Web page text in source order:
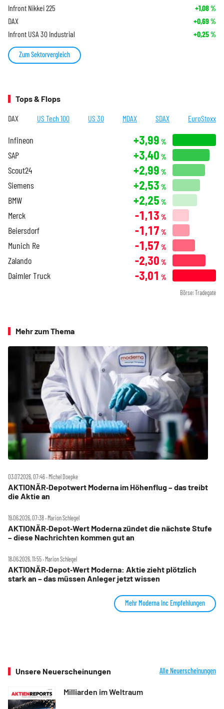
Infront Nikkei 225 +1,08%
DAX +0,69%
Infront USA 30 Industrial +0,25%
Zum Sektorvergleich
Tops & Flops
DAX US Tech 100 US 30 MDAX SDAX EuroStoxx
Infineon +3,99 %
SAP +3,40 %
Scout24 +2,99 %
Siemens +2,53 %
BMW +2,25 %
Merck -1,13 %
Beiersdorf -1,17 %
Munich Re -1,57 %
Zalando -2,30 %
Daimler Truck -3,01 %
Börse: Tradegate
Mehr zum Thema
03.07.2026, 07:46 ‧ Michel Doepke
AKTIONÄR‑Depotwert Moderna im Höhenflug – das treibt
die Aktie an
19.06.2026, 07:38 ‧ Marion Schlegel
AKTIONÄR‑Depot‑Wert Moderna zündet die nächste Stufe
– diese Nachrichten kommen gut an
18.06.2026, 11:55 ‧ Marion Schlegel
AKTIONÄR‑Depot‑Wert Moderna: Aktie zieht plötzlich
stark an – das müssen Anleger jetzt wissen
Mehr Moderna Inc Empfehlungen
Unsere Neuerscheinungen Alle Neuerscheinungen
Milliarden im Weltraum